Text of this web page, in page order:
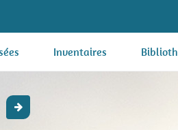
Inventaires